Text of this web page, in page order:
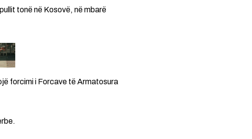
tonë në Kosovë, në mbarë
forcimi i Forcave të Armatosura